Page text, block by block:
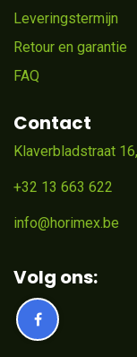
Leveringstermijn
Retour en garantie
FAQ
Contact
Klaverbladstraat
+32 13 663 622
info@horimex.be
Volg ons: